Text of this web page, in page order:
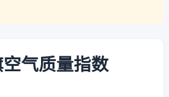
气质量指数